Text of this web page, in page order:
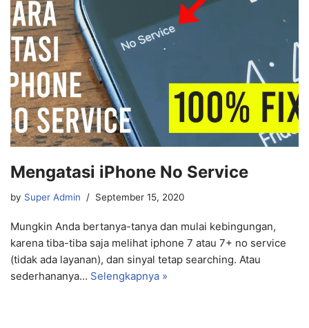
Mengatasi iPhone No Service
by Super Admin September 15, 2020
Mungkin Anda bertanya-tanya dan mulai kebingungan,
karena tiba-tiba saja melihat iphone 7 atau 7+ no service
(tidak ada layanan), dan sinyal tetap searching. Atau
sederhananya… Selengkapnya »